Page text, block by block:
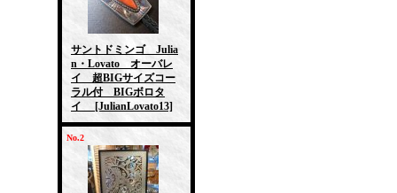
サントドミンゴ Julia
n・Lovato オーバレ
イ 超BIGサイズコー
ラル付 BIGボロタ
イ
[JulianLovato13]
No.2